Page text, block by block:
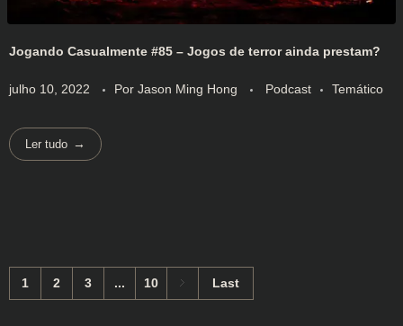
Jogando Casualmente #85 – Jogos de terror ainda prestam?
julho 10, 2022 Por Jason Ming Hong Podcast Temático
Ler tudo
1 2 3 ... 10 Last